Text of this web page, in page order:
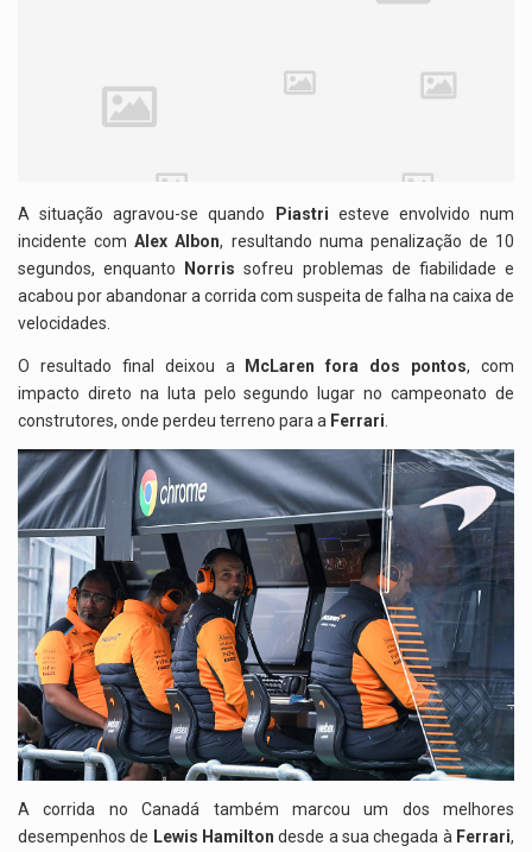
A situação agravou-se quando Piastri esteve envolvido num
incidente comAlex Albon, resultando numa penalização de 10
segundos, enquanto
Norris sofreu problemas de fiabilidade e
acabou por abandonar a corrida com suspeita de falha na caixa de
velocidades.
O resultado final deixou a McLaren fora dos pontos, com
impacto direto na luta pelo segundo lugar no campeonato de
construtores, onde perdeu terreno para a Ferrari
A corrida no Canadá também marcou um dos melhores
desempenhos de Lewis Hamilton desde a sua chegada à Ferrari,